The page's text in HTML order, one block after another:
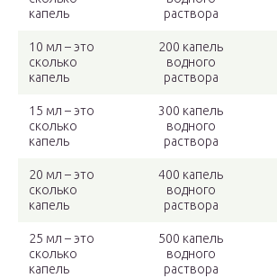
капель
раствора
10 мл – это
сколько
капель
200 капель
водного
раствора
15 мл – это
сколько
капель
300 капель
водного
раствора
20 мл – это
сколько
капель
400 капель
водного
раствора
25 мл – это
сколько
капель
500 капель
водного
раствора